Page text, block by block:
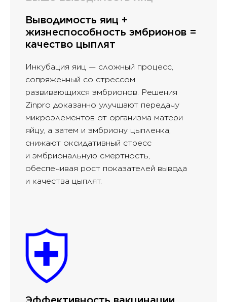
Выводимость яиц +
жизнеспособность эмбрионов =
качество цыплят
Инкубация яиц — сложный процесс,
сопряженный со стрессом
развивающихся эмбрионов. Решения
Zinpro доказанно улучшают передачу
микроэлементов от организма матери
яйцу, а затем и эмбриону цыпленка,
снижают оксидативный стресс
и эмбриональную смертность,
обеспечивая рост показателей вывода
и качества цыплят.